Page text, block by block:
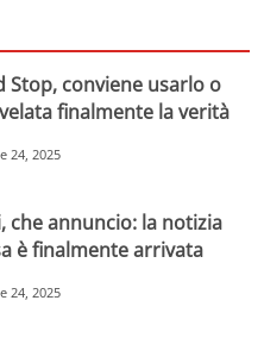
Stop, conviene usarlo o
finalmente la verità
24, 2025
che annuncio: la notizia
è finalmente arrivata
24, 2025